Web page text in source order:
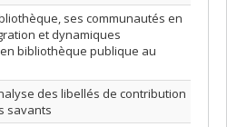
ses communautés en
et dynamiques
bibliothèque publique au
des libellés de contribution
savants